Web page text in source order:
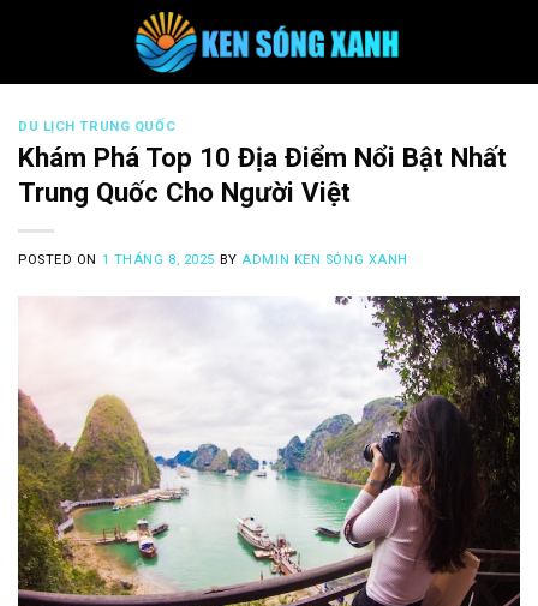
DU LỊCH TRUNG QUỐC
Khám Phá Top 10 Địa Điểm Nổi Bật Nhất
Trung Quốc Cho Người Việt
POSTED ON 1 THÁNG 8, 2025 BY ADMIN KEN SÓNG XANH